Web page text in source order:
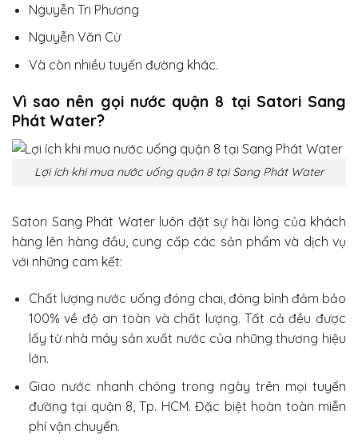
Nguyễn Tri Phương
Nguyễn Văn Cừ
Và còn nhiều tuyến đường khác.
Vì sao nên gọi nước quận 8 tại Satori Sang
Phát Water?
Lợi ích khi mua nước uống quận 8 tại Sang Phát Water
Satori Sang Phát Water luôn đặt sự hài lòng của khách
hàng lên hàng đầu, cung cấp các sản phẩm và dịch vụ
với những cam kết:
Chất lượng nước uống đóng chai, đóng bình đảm bảo
100% về độ an toàn và chất lượng. Tất cả đều được
lấy từ nhà máy sản xuất nước của những thương hiệu
lớn.
Giao nước nhanh chóng trong ngày trên mọi tuyến
đường tại quận 8, Tp. HCM. Đặc biệt hoàn toàn miễn
phí vận chuyển.